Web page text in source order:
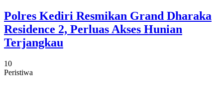
Polres Kediri Resmikan Grand Dharaka
Residence 2, Perluas Akses Hunian
Terjangkau
10
Peristiwa